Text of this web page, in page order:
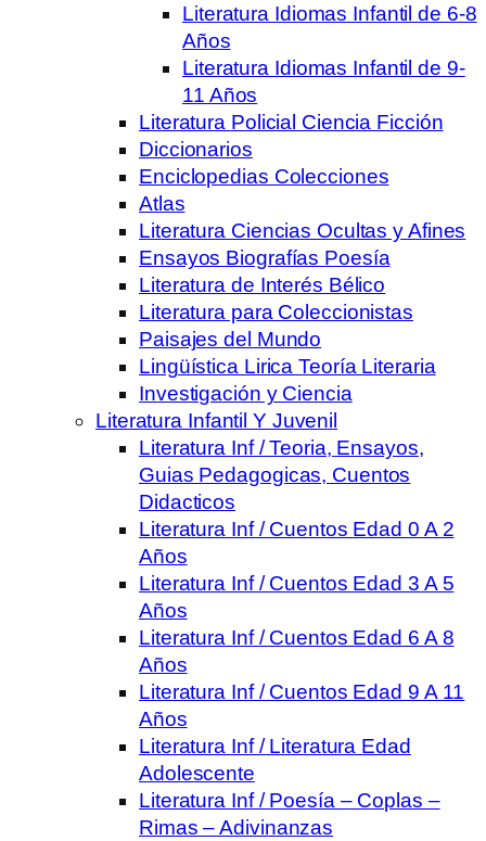
Literatura Idiomas Infantil de 6-8
Años
Literatura Idiomas Infantil de 9-
11 Años
Literatura Policial Ciencia Ficción
Diccionarios
Enciclopedias Colecciones
Atlas
Literatura Ciencias Ocultas y Afines
Ensayos Biografías Poesía
Literatura de Interés Bélico
Literatura para Coleccionistas
Paisajes del Mundo
Lingüística Lirica Teoría Literaria
Investigación y Ciencia
Literatura Infantil Y Juvenil
Literatura Inf / Teoria, Ensayos,
Guias Pedagogicas, Cuentos
Didacticos
Literatura Inf / Cuentos Edad 0 A 2
Años
Literatura Inf / Cuentos Edad 3 A 5
Años
Literatura Inf / Cuentos Edad 6 A 8
Años
Literatura Inf / Cuentos Edad 9 A 11
Años
Literatura Inf / Literatura Edad
Adolescente
Literatura Inf / Poesía – Coplas –
Rimas – Adivinanzas